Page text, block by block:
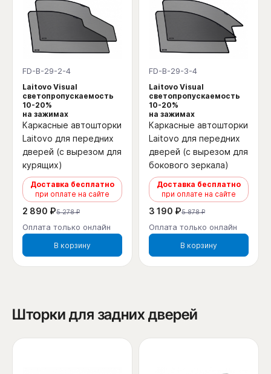
FD-B-29-2-4
Laitovo Visual
светопропускаемость
10-20%
на зажимах
Каркасные автошторки
Laitovo для передних
дверей (с вырезом для
курящих)
Доставка бесплатно
при оплате на сайте
2 890 ₽5 278 ₽
Оплата только онлайн
В корзину
FD-B-29-3-4
Laitovo Visual
светопропускаемость
10-20%
на зажимах
Каркасные автошторки
Laitovo для передних
дверей (с вырезом для
бокового зеркала)
Доставка бесплатно
при оплате на сайте
3 190 ₽5 878 ₽
Оплата только онлайн
В корзину
Шторки для задних дверей